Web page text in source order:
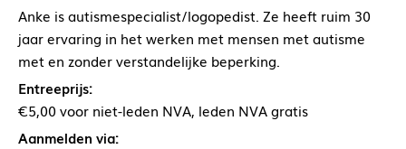
Anke is autismespecialist/logopedist. Ze heeft ruim 30
jaar ervaring in het werken met mensen met autisme
met en zonder verstandelijke beperking.
Entreeprijs:
€5,00 voor niet-leden NVA, leden NVA gratis
Aanmelden via: